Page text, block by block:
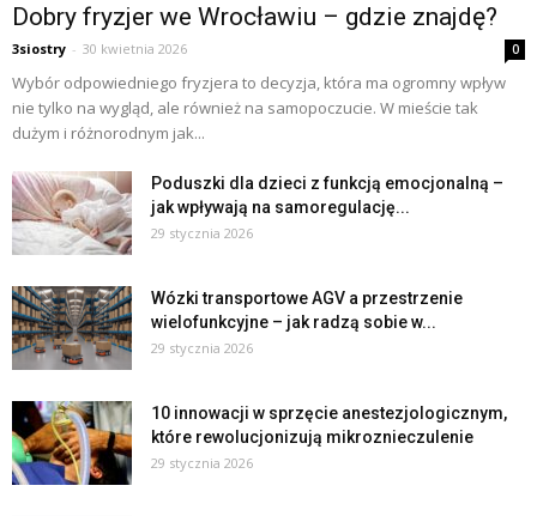
Dobry fryzjer we Wrocławiu – gdzie znajdę?
3siostry - 30 kwietnia 2026 0
Wybór odpowiedniego fryzjera to decyzja, która ma ogromny wpływ
nie tylko na wygląd, ale również na samopoczucie. W mieście tak
dużym i różnorodnym jak...
Poduszki dla dzieci z funkcją emocjonalną –
jak wpływają na samoregulację...
29 stycznia 2026
Wózki transportowe AGV a przestrzenie
wielofunkcyjne – jak radzą sobie w...
29 stycznia 2026
10 innowacji w sprzęcie anestezjologicznym,
które rewolucjonizują mikroznieczulenie
29 stycznia 2026